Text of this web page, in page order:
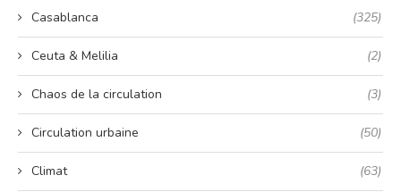
Casablanca (325)
Ceuta & Melilia (2)
Chaos de la circulation (3)
Circulation urbaine (50)
Climat (63)